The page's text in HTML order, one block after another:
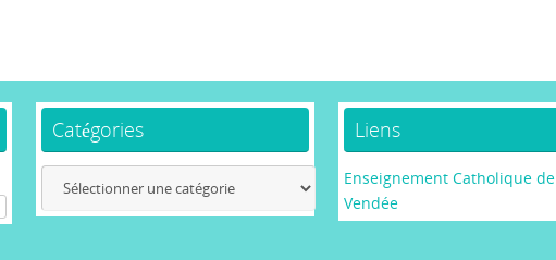
Catégories Liens
Enseignement Catholique de
Vendée